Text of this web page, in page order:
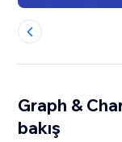
Graph &
bakış